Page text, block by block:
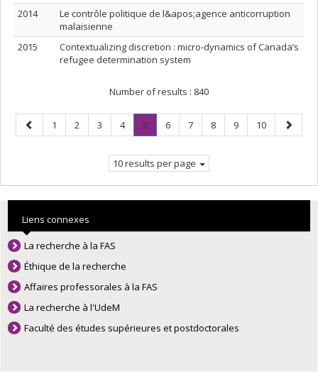
2014
Le contrôle politique de l&apos;agence anticorruption
malaisienne
2015
Contextualizing discretion : micro-dynamics of Canada’s
refugee determination system
Number of results : 840
Previous
page
Page
1 Page
2 Page
3 Page
4 Page
5
Current
Page
6 Page
7 Page
8 Page
9 Page
10
Next
page
10 results per page
Liens connexes
La recherche à la FAS
Éthique de la recherche
Affaires professorales à la FAS
La recherche à l'UdeM
Faculté des études supérieures et postdoctorales